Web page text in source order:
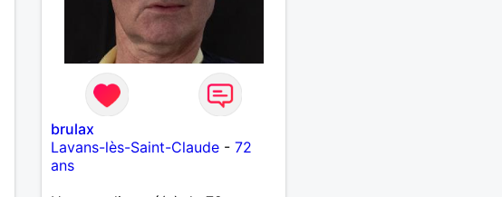
brulax
Lavans-lès-Saint-Claude -72
ans